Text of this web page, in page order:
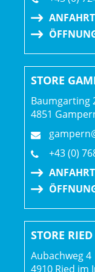
Rahmen: SLR
80 mm Federweg
Rahmengröße: M
Rahmenmaterial:
Gangschaltung:
Anzahl Gänge: 1
Schalthebel:
Hinterradbremse:
Scheibenbremse
Scheibenbremse
Shimano MT900,
ANFAHRT
STORE
Baumgarting
4851
+43 (0)
ANFAHRT
STORE
Aubachweg 4
4910 Ried im